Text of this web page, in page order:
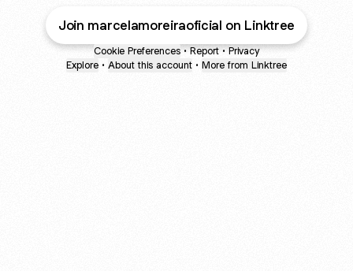
Join marcelamoreiraoficial on Linktree
Cookie Preferences • Report • Privacy
Explore • About this account • More from Linktree